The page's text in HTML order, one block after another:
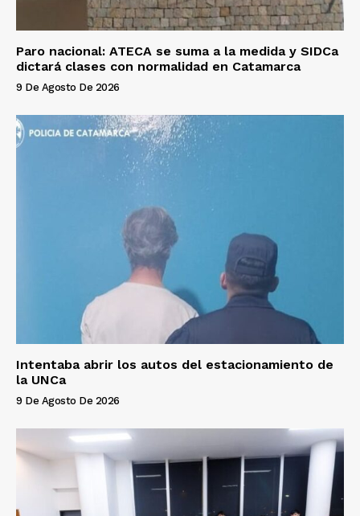
Paro nacional: ATECA se suma a la medida y SIDCa
dictará clases con normalidad en Catamarca
9 De Agosto De 2026
Intentaba abrir los autos del estacionamiento de
la UNCa
9 De Agosto De 2026